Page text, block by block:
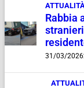
Rabbia
31/03/2026